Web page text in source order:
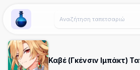
Wallpaper Alchemy
Καβέ (Γκένσιν Ιμπάκτ)